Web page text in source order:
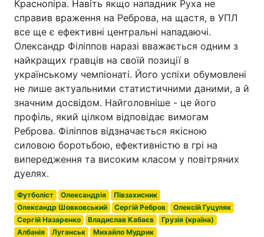
Краснопіра. Навіть якщо нападник Руха не
справив враження на Реброва, на щастя, в УПЛ
все ще є ефективні центральні нападаючі.
Олександр Філіппов наразі вважається одним з
найкращих гравців на своїй позиції в
українському чемпіонаті. Його успіхи обумовлені
не лише актуальними статистичними даними, а й
значним досвідом. Найголовніше - це його
профіль, який цілком відповідає вимогам
Реброва. Філіппов відзначається якісною
силовою боротьбою, ефективністю в грі на
випередження та високим класом у повітряних
дуелях.
Футболіст Олександрія
Півзахисник
Олександр Шовковський
Сергій Ребров
Олексій Гуцуляк
Сергій Назаренко
Владислав Кабаєв
Грузія (країна)
Албанія
Луганськ
Михайло Мудрик